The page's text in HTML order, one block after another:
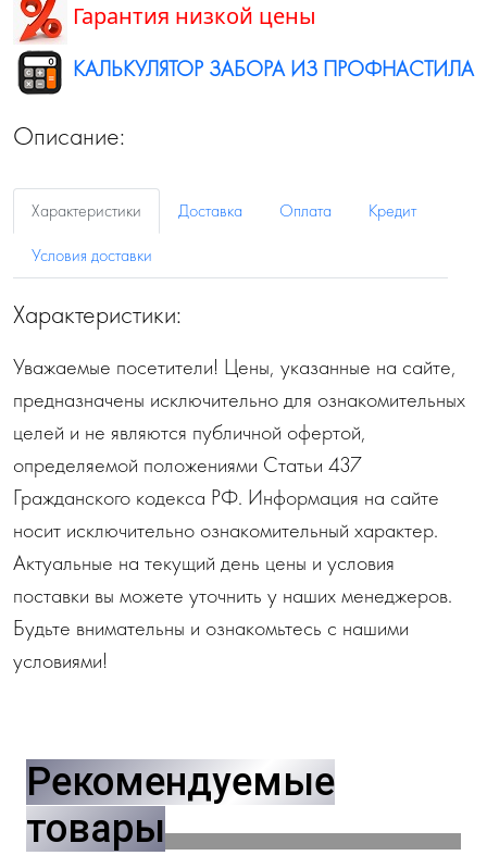
Гарантия низкой цены
КАЛЬКУЛЯТОР ЗАБОРА ИЗ ПРОФНАСТИЛА
Описание:
Характеристики Доставка Оплата
Кредит
Условия доставки
Характеристики:
Уважаемые посетители! Цены, указанные на сайте,
предназначены исключительно для ознакомительных
целей и не являются публичной офертой,
определяемой положениями Статьи 437
Гражданского кодекса РФ. Информация на сайте
носит исключительно ознакомительный характер.
Актуальные на текущий день цены и условия
поставки вы можете уточнить у наших менеджеров.
Будьте внимательны и ознакомьтесь с нашими
условиями!
Рекомендуемые
товары